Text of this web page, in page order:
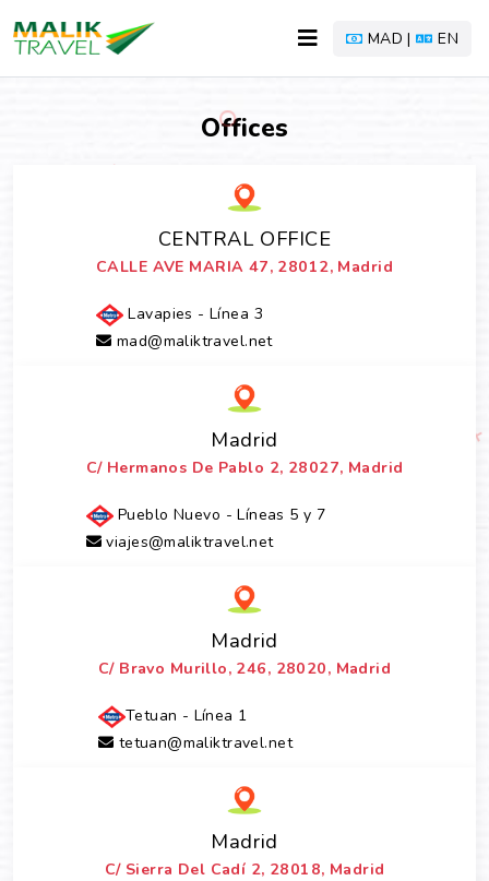
MAD | EN
Offices
CENTRAL OFFICE
CALLE AVE MARIA 47, 28012, Madrid
Lavapies - Línea 3
mad@maliktravel.net
Madrid
C/ Hermanos De Pablo 2, 28027, Madrid
Pueblo Nuevo - Líneas 5 y 7
viajes@maliktravel.net
Madrid
C/ Bravo Murillo, 246, 28020, Madrid
Tetuan - Línea 1
tetuan@maliktravel.net
Madrid
C/ Sierra Del Cadí 2, 28018, Madrid